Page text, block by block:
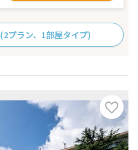
(2プラン、1部屋タイプ)